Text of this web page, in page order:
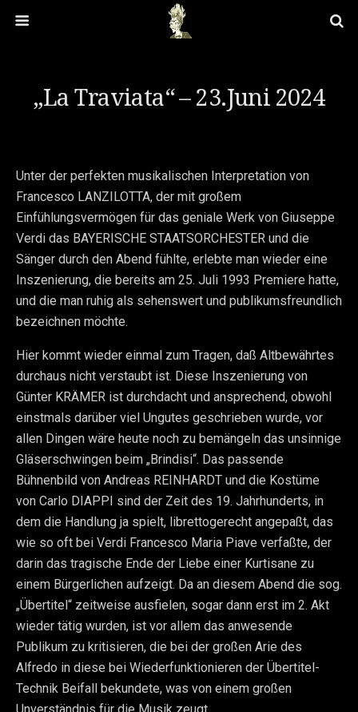
„La Traviata“ – 23.Juni 2024
Unter der perfekten musikalischen Interpretation von
Francesco LANZILOTTA, der mit großem
Einfühlungsvermögen für das geniale Werk von Giuseppe
Verdi das BAYERISCHE STAATSORCHESTER und die
Sänger durch den Abend fühlte, erlebte man wieder eine
Inszenierung, die bereits am 25. Juli 1993 Premiere hatte,
und die man ruhig als sehenswert und publikumsfreundlich
bezeichnen möchte.
Hier kommt wieder einmal zum Tragen, daß Altbewährtes
durchaus nicht verstaubt ist. Diese Inszenierung von
Günter KRÄMER ist durchdacht und ansprechend, obwohl
einstmals darüber viel Ungutes geschrieben wurde, vor
allen Dingen wäre heute noch zu bemängeln das unsinnige
Gläserschwingen beim „Brindisi“. Das passende
Bühnenbild von Andreas REINHARDT und die Kostüme
von Carlo DIAPPI sind der Zeit des 19. Jahrhunderts, in
dem die Handlung ja spielt, librettogerecht angepaßt, das
wie so oft bei Verdi Francesco Maria Piave verfaßte, der
darin das tragische Ende der Liebe einer Kurtisane zu
einem Bürgerlichen aufzeigt. Da an diesem Abend die sog.
„Übertitel“ zeitweise ausfielen, sogar dann erst im 2. Akt
wieder tätig wurden, ist vor allem das anwesende
Publikum zu kritisieren, die bei der großen Arie des
Alfredo in diese bei Wiederfunktionieren der Übertitel-
Technik Beifall bekundete, was von einem großen